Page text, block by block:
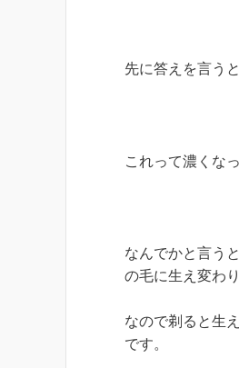
先に答えを言うと
これって濃くな
なんでかと言う
の毛に生え変わり
なので剃ると生
です。